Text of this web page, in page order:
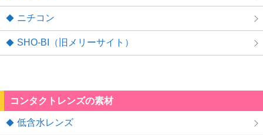
ニチコン
SHO-BI（旧メリーサイト）
コンタクトレンズの素材
低含水レンズ